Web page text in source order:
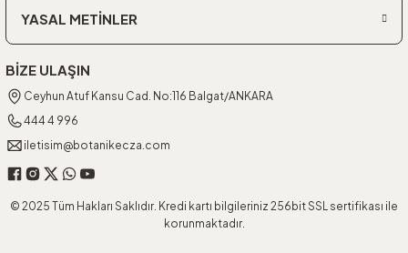
YASAL METİNLER
BİZE ULAŞIN
Ceyhun Atuf Kansu Cad. No:116 Balgat/ANKARA
444 4 996
iletisim@botanikecza.com
© 2025 Tüm Hakları Saklıdır. Kredi kartı bilgileriniz 256bit SSL sertifikası ile
korunmaktadır.